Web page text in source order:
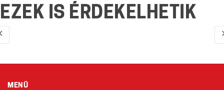
EZEK IS ÉRDEKELHETIK
MENÜ